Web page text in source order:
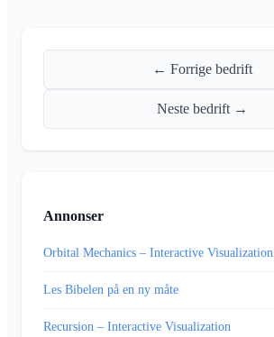
← Forrige bedrift
Neste bedrift →
Annonser
Orbital Mechanics – Interactive Visualization
Les Bibelen på en ny måte
Recursion – Interactive Visualization